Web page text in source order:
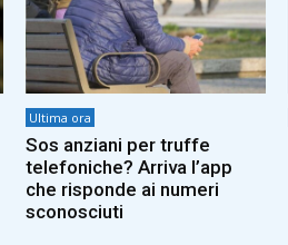
Ultima ora
Sos anziani per truffe
telefoniche? Arriva l’app
che risponde ai numeri
sconosciuti